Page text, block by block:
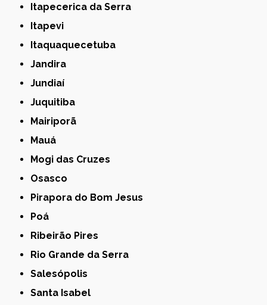
Itapecerica da Serra
Itapevi
Itaquaquecetuba
Jandira
Jundiaí
Juquitiba
Mairiporã
Mauá
Mogi das Cruzes
Osasco
Pirapora do Bom Jesus
Poá
Ribeirão Pires
Rio Grande da Serra
Salesópolis
Santa Isabel